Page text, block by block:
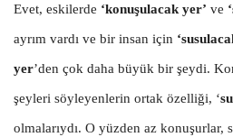
Evet, eskilerde ‘konuşulacak yer’ ve
ayrım vardı ve bir insan için
yer’den çok daha büyük bir şeydi.
şeyleri söyleyenlerin ortak özelliği, ‘
olmalarıydı. O yüzden az konuşurlar,